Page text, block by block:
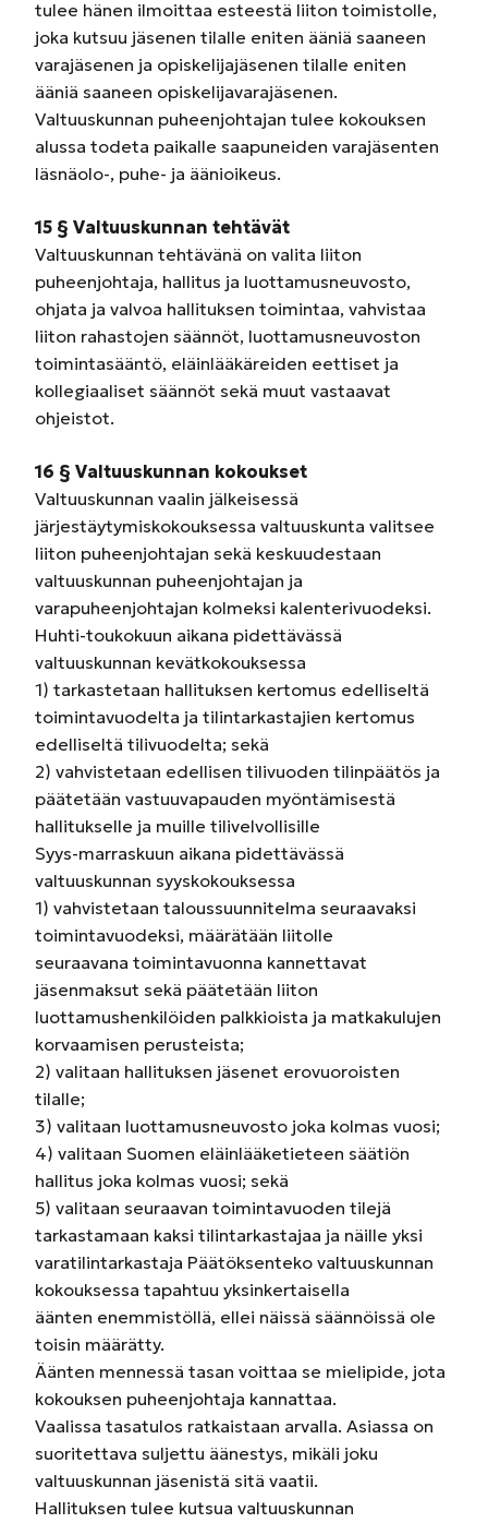
tulee hänen ilmoittaa esteestä liiton toimistolle,
joka kutsuu jäsenen tilalle eniten ääniä saaneen
varajäsenen ja opiskelijajäsenen tilalle eniten
ääniä saaneen opiskelijavarajäsenen.
Valtuuskunnan puheenjohtajan tulee kokouksen
alussa todeta paikalle saapuneiden varajäsenten
läsnäolo-, puhe- ja äänioikeus.
15 § Valtuuskunnan tehtävät
Valtuuskunnan tehtävänä on valita liiton
puheenjohtaja, hallitus ja luottamusneuvosto,
ohjata ja valvoa hallituksen toimintaa, vahvistaa
liiton rahastojen säännöt, luottamusneuvoston
toimintasääntö, eläinlääkäreiden eettiset ja
kollegiaaliset säännöt sekä muut vastaavat
ohjeistot.
16 § Valtuuskunnan kokoukset
Valtuuskunnan vaalin jälkeisessä
järjestäytymiskokouksessa valtuuskunta valitsee
liiton puheenjohtajan sekä keskuudestaan
valtuuskunnan puheenjohtajan ja
varapuheenjohtajan kolmeksi kalenterivuodeksi.
Huhti-toukokuun aikana pidettävässä
valtuuskunnan kevätkokouksessa
1) tarkastetaan hallituksen kertomus edelliseltä
toimintavuodelta ja tilintarkastajien kertomus
edelliseltä tilivuodelta; sekä
2) vahvistetaan edellisen tilivuoden tilinpäätös ja
päätetään vastuuvapauden myöntämisestä
hallitukselle ja muille tilivelvollisille
Syys-marraskuun aikana pidettävässä
valtuuskunnan syyskokouksessa
1) vahvistetaan taloussuunnitelma seuraavaksi
toimintavuodeksi, määrätään liitolle
seuraavana toimintavuonna kannettavat
jäsenmaksut sekä päätetään liiton
luottamushenkilöiden palkkioista ja matkakulujen
korvaamisen perusteista;
2) valitaan hallituksen jäsenet erovuoroisten
tilalle;
3) valitaan luottamusneuvosto joka kolmas vuosi;
4) valitaan Suomen eläinlääketieteen säätiön
hallitus joka kolmas vuosi; sekä
5) valitaan seuraavan toimintavuoden tilejä
tarkastamaan kaksi tilintarkastajaa ja näille yksi
varatilintarkastaja Päätöksenteko valtuuskunnan
kokouksessa tapahtuu yksinkertaisella
äänten enemmistöllä, ellei näissä säännöissä ole
toisin määrätty.
Äänten mennessä tasan voittaa se mielipide, jota
kokouksen puheenjohtaja kannattaa.
Vaalissa tasatulos ratkaistaan arvalla. Asiassa on
suoritettava suljettu äänestys, mikäli joku
valtuuskunnan jäsenistä sitä vaatii.
Hallituksen tulee kutsua valtuuskunnan